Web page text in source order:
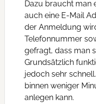
Dazu braucht man
auch eine E-Mail
der Anmeldung
Telefonnummer
gefragt, dass man
Grundsätzlich
jedoch sehr
binnen weniger
anlegen kann.